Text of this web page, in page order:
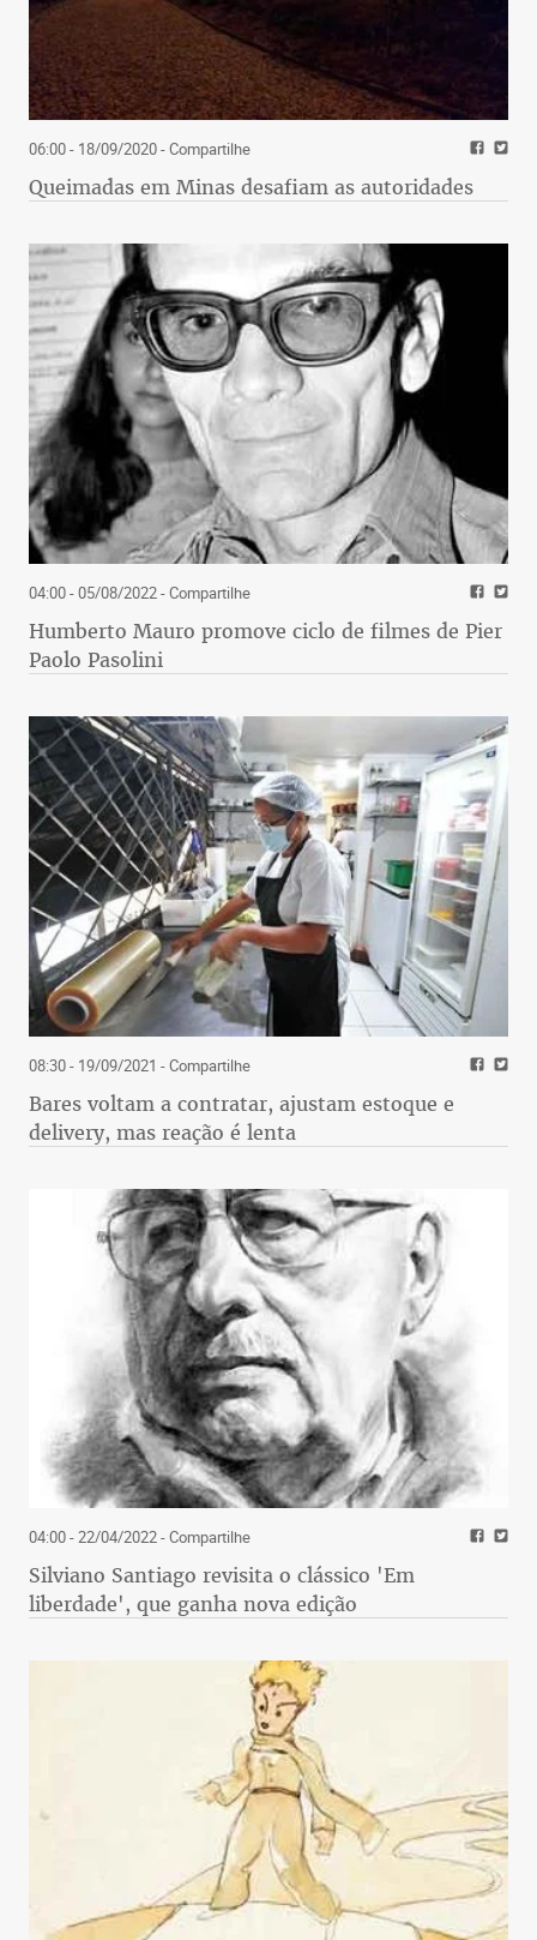
06:00 - 18/09/2020- Compartilhe
Queimadas em Minas desafiam as autoridades
04:00 - 05/08/2022- Compartilhe
Humberto Mauro promove ciclo de filmes de Pier
Paolo Pasolini
08:30 - 19/09/2021 - Compartilhe
Bares voltam a contratar, ajustam estoque e
delivery, mas reação é lenta
04:00 - 22/04/2022- Compartilhe
Silviano Santiago revisita o clássico 'Em
liberdade', que ganha nova edição